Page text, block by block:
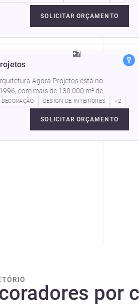
SOLICITAR ORÇAMENTO
+7
Agora Projetos está no
com mais de 130.000 m² de
em todo o…
DECORAÇÃO DESIGN DE INTERIORES +2
SOLICITAR ORÇAMENTO
por